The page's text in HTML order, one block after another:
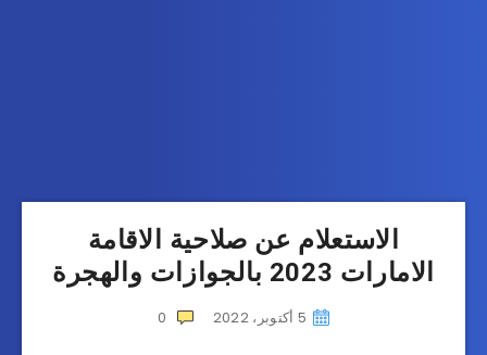
الاستعلام عن صلاحية الاقامة
الامارات 2023 بالجوازات والهجرة
5 أكتوبر، 2022 0